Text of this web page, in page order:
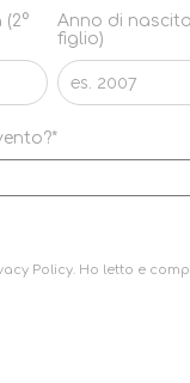
Anno di
figlio)
Policy. Ho letto e